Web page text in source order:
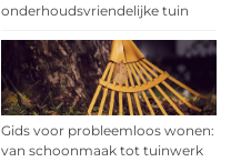
onderhoudsvriendelijke tuin
Gids voor probleemloos wonen:
van schoonmaak tot tuinwerk